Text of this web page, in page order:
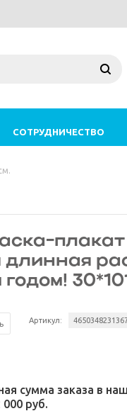
СОТРУДНИЧЕСТВО
плакат
Артикул:
сумма заказа в
000 руб.